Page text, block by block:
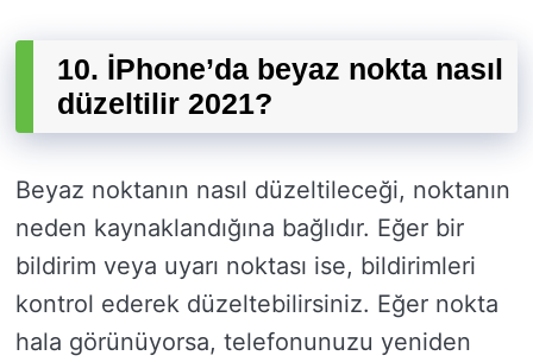
10. İPhone’da beyaz nokta nasıl
düzeltilir 2021?
Beyaz noktanın nasıl düzeltileceği, noktanın
neden kaynaklandığına bağlıdır. Eğer bir
bildirim veya uyarı noktası ise, bildirimleri
kontrol ederek düzeltebilirsiniz. Eğer nokta
hala görünüyorsa, telefonunuzu yeniden